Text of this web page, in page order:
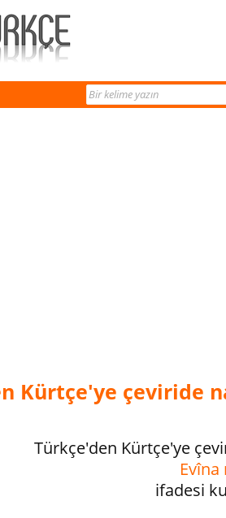
Kürtçe'ye çeviride
Türkçe'den Kürtçe'ye
Evîna
ifadesi